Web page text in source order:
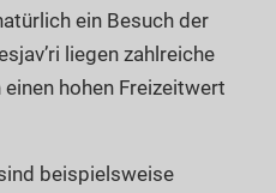
ein Besuch der
liegen zahlreiche
hohen Freizeitwert
beispielsweise